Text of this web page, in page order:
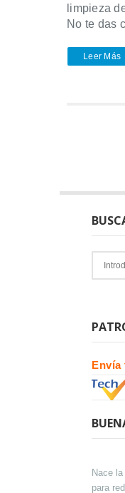
limpieza
No te das
Leer Más
Envía
Nace
para